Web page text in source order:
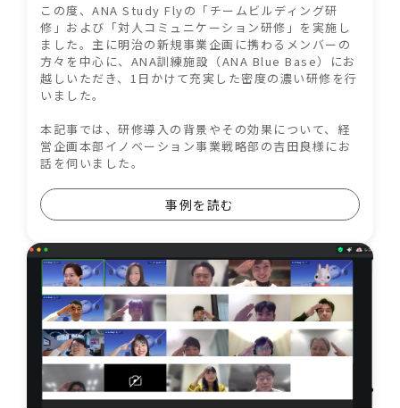
この度、ANA Study Flyの「チームビルディング研
修」および「対人コミュニケーション研修」を実施し
ました。主に明治の新規事業企画に携わるメンバーの
方々を中心に、ANA訓練施設（ANA Blue Base）にお
越しいただき、1日かけて充実した密度の濃い研修を行
いました。
本記事では、研修導入の背景やその効果について、経
営企画本部イノベーション事業戦略部の吉田良様にお
話を伺いました。
事例を読む